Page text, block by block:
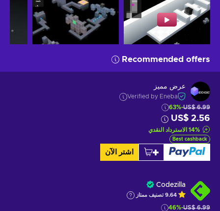
Recommended offers
عرض مميز
Verified by Eneba
US$ 6.99
-63%
US$ 2.56
14% الاسترداد النقدي
Best cashback
اشتر الآن
Codezilla
9.64 تصنيف ممتاز
US$ 6.99
-46%